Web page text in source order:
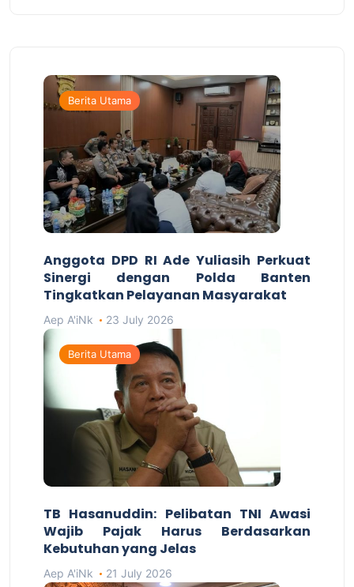
Berita Utama
Anggota DPD RI Ade Yuliasih Perkuat
Sinergi dengan Polda Banten
Tingkatkan Pelayanan Masyarakat
Aep A'iNk 23 July 2026
Berita Utama
TB Hasanuddin: Pelibatan TNI Awasi
Wajib Pajak Harus Berdasarkan
Kebutuhan yang Jelas
Aep A'iNk 21 July 2026